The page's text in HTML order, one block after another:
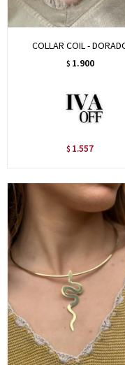
COLLAR COIL -
$ 1.900
$ 1.557